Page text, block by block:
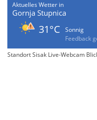
Aktuelles Wetter in
Gornja Stupnica
31°C
Sonnig
Feedback
Standort Sisak Live-Webcam